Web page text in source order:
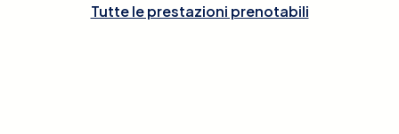
Tutte le prestazioni prenotabili